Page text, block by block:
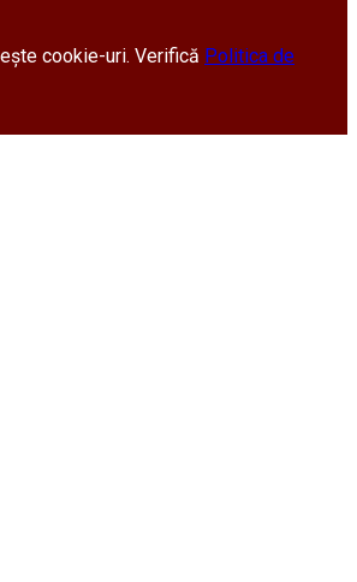
cookie-uri. Verifică Politica de